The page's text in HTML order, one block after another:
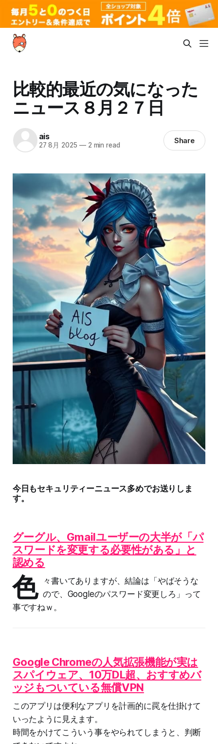
比較的最近の気になった
ニュース８月２７日
ais
27 8月 2025 —2 min read Share
今日もセキュリティーニュース多めでお送りしま
す。
グーグル、Gmailユーザーの大半が「パ
スワードを変更する必要性がある」と
認める
色
々書いてありますが、結論は「やばそうな
ので、Googleのパスワード変更しろ」って
事ですねｗ。
Google Chromeの人気拡張機能が実は
スパイウェア、10万DL超、おすすめバ
ッジもついている無償VPN
このアプリは便利なアプリを計画的に罠を仕掛けて
いったように見えます。
時間をかけてこういう事をやられてしまうと、判断